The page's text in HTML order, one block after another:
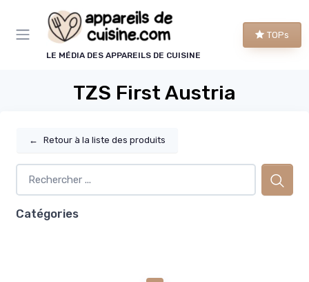
LE MÉDIA DES APPAREILS DE CUISINE
TOPs
TZS First Austria
← Retour à la liste des produits
Catégories
Panneau de gestion des cookies